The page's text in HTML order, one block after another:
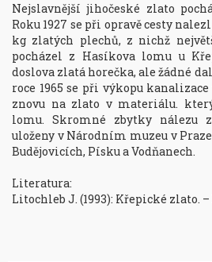
Nejslavnější jihočeské zlato
Roku 1927 se při opravě cesty
kg zlatých plechů, z nichž
pocházel z Hasíkova lomu u
doslova zlatá horečka, ale žádné
roce 1965 se při výkopu
znovu na zlato v materiálu.
lomu. Skromné zbytky nálezu
uloženy v Národním muzeu v
Budějovicích, Písku a Vodňanech.
Literatura: